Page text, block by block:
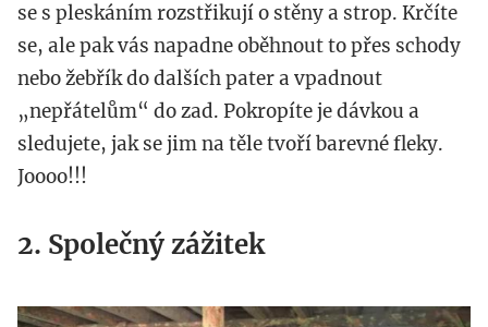
se s pleskáním rozstřikují o stěny a strop. Krčíte
se, ale pak vás napadne oběhnout to přes schody
nebo žebřík do dalších pater a vpadnout
„nepřátelům“ do zad. Pokropíte je dávkou a
sledujete, jak se jim na těle tvoří barevné fleky.
Joooo!!!
2. Společný zážitek